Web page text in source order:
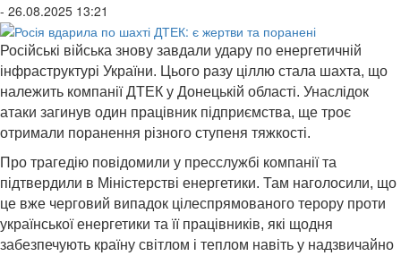
- 26.08.2025 13:21
Російські війська знову завдали удару по енергетичній
інфраструктурі України. Цього разу ціллю стала шахта, що
належить компанії ДТЕК у Донецькій області. Унаслідок
атаки загинув один працівник підприємства, ще троє
отримали поранення різного ступеня тяжкості.
Про трагедію повідомили у пресслужбі компанії та
підтвердили в Міністерстві енергетики. Там наголосили, що
це вже черговий випадок цілеспрямованого терору проти
української енергетики та її працівників, які щодня
забезпечують країну світлом і теплом навіть у надзвичайно